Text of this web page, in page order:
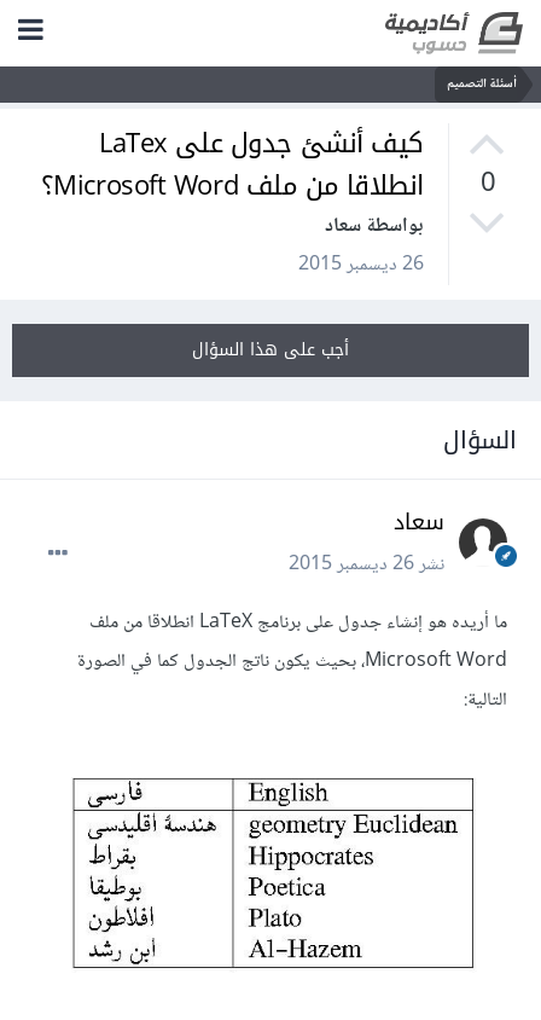
أسئلة التصميم
0
كيف أنشئ جدول على LaTex
انطلاقا من ملف Microsoft Word؟
بواسطة سعاد
26 ديسمبر 2015
أجب على هذا السؤال
السؤال
سعاد
نشر26 ديسمبر 2015
ما أريده هو إنشاء جدول على برنامج LaTeX انطلاقا من ملف
Microsoft Word، بحيث يكون ناتج الجدول كما في الصورة
التالية: